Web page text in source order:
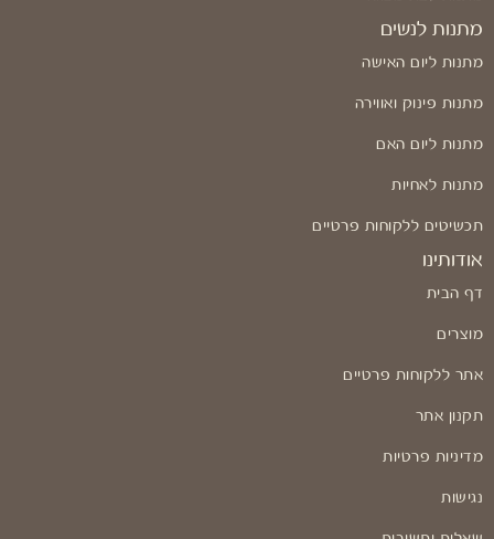
מתנות לנשים
מתנות ליום האישה
מתנות פינוק ואווירה
מתנות ליום האם
מתנות לאחיות
תכשיטים ללקוחות פרטיים
אודותינו
דף הבית
מוצרים
אתר ללקוחות פרטיים
תקנון אתר
מדיניות פרטיות
נגישות